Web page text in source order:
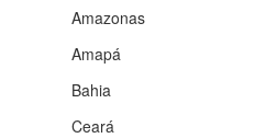
Amazonas
Amapá
Bahia
Ceará